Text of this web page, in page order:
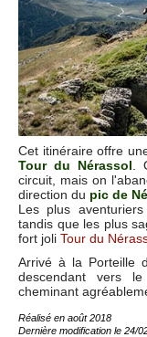
Cet itinéraire offre
Tour du Nérassol .
circuit, mais on
direction du pic de
Les plus
tandis que les plus
fort joli Tour du
Arrivé à la Porteille
descendant vers
cheminant
Réalisé en août 2018
Dernière modification le 24/